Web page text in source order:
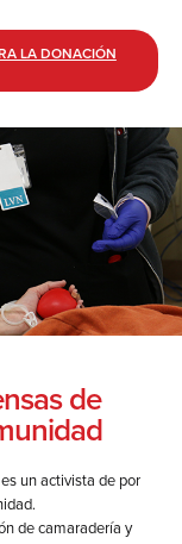
LA DONACIÓN
de
un activista de por
de camaradería y